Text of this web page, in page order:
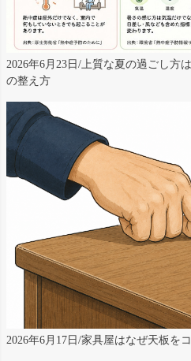
2026年6月23日/上質な夏の過ごし方
の整え方
2026年6月17日/家具屋はなぜ天板を